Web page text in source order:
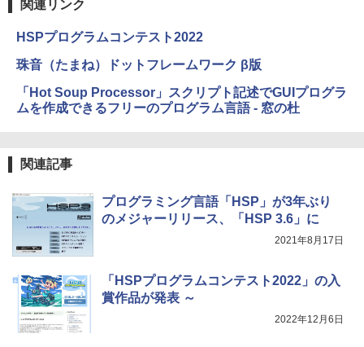
関連リンク
HSPプログラムコンテスト2022
珠音（たまね）ドットフレームワーク β版
「Hot Soup Processor」スクリプト記述でGUIプログラ
ムを作成できるフリーのプログラム言語 - 窓の杜
関連記事
プログラミング言語「HSP」が3年ぶり
のメジャーリリース、「HSP 3.6」に
2021年8月17日
「HSPプログラムコンテスト2022」の入
賞作品が発表 ～
2022年12月6日